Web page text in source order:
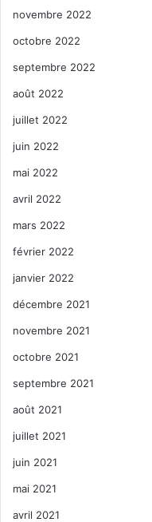
novembre 2022
octobre 2022
septembre 2022
août 2022
juillet 2022
juin 2022
mai 2022
avril 2022
mars 2022
février 2022
janvier 2022
décembre 2021
novembre 2021
octobre 2021
septembre 2021
août 2021
juillet 2021
juin 2021
mai 2021
avril 2021